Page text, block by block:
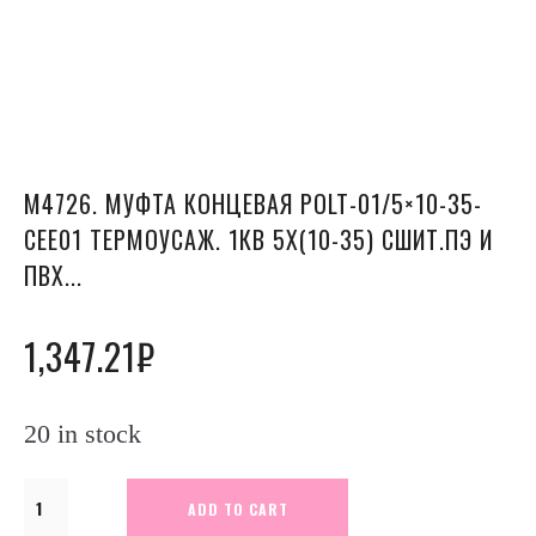
М4726. МУФТА КОНЦЕВАЯ POLT-01/5×10-35-
CEE01 ТЕРМОУСАЖ. 1КВ 5Х(10-35) СШИТ.ПЭ И
ПВХ...
1,347.21₽
20 in stock
М4726.
ADD TO CART